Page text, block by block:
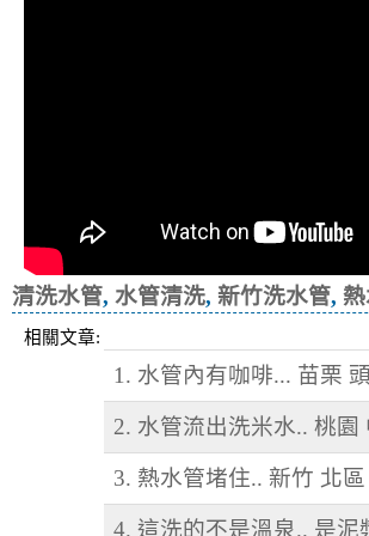
清洗水管, 水管清洗, 新竹洗水管,
相關文章:
1. 水管內有咖啡... 苗栗
2. 水管流出洗米水.. 桃
3. 熱水管堵住.. 新竹 北
4. 這洗的不是溫泉.. 是